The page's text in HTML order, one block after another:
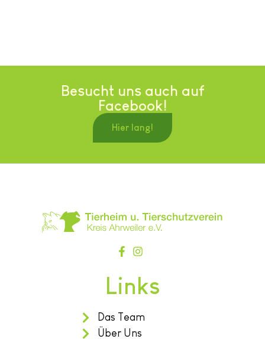
Besucht uns auch auf
Facebook!
Hier lang!
Links
Das Team
Über Uns